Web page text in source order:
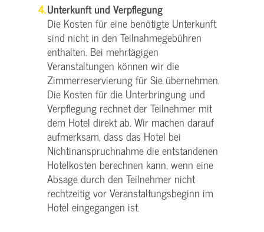
Unterkunft und Verpflegung
Die Kosten für eine benötigte Unterkunft
sind nicht in den Teilnahmegebühren
enthalten. Bei mehrtägigen
Veranstaltungen können wir die
Zimmerreservierung für Sie übernehmen.
Die Kosten für die Unterbringung und
Verpflegung rechnet der Teilnehmer mit
dem Hotel direkt ab. Wir machen darauf
aufmerksam, dass das Hotel bei
Nichtinanspruchnahme die entstandenen
Hotelkosten berechnen kann, wenn eine
Absage durch den Teilnehmer nicht
rechtzeitig vor Veranstaltungsbeginn im
Hotel eingegangen ist.